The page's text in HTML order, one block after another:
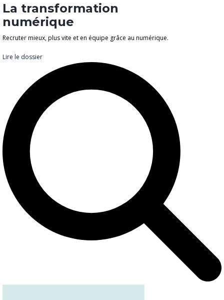
La transformation
numérique
Recruter mieux, plus vite et en équipe grâce au numérique.
Lire le dossier